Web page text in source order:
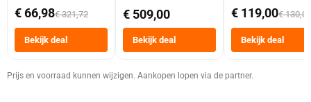
abonnement
€ 66,98€ 321,72
Bekijk deal
€ 509,00
Bekijk deal
Dubbele Mand 9
Tot 6 Personen
Heteluchtfriteuse
Zwart
€ 119,00€ 130,00
Bekijk deal
Prijs en voorraad kunnen wijzigen. Aankopen lopen via de partner.